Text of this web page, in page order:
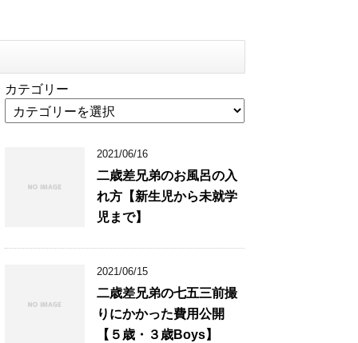
カテゴリー
2021/06/16
二歳差兄弟のお風呂の入
れ方【新生児から未就学
児まで】
2021/06/15
二歳差兄弟の七五三前撮
りにかかった費用公開
【５歳・３歳Boys】